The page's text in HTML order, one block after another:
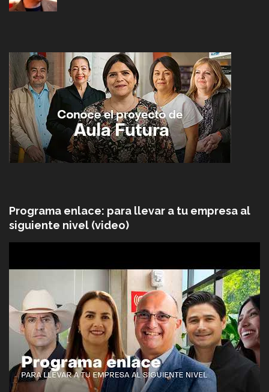
Programa enlace: para llevar a tu empresa al
siguiente nivel (video)